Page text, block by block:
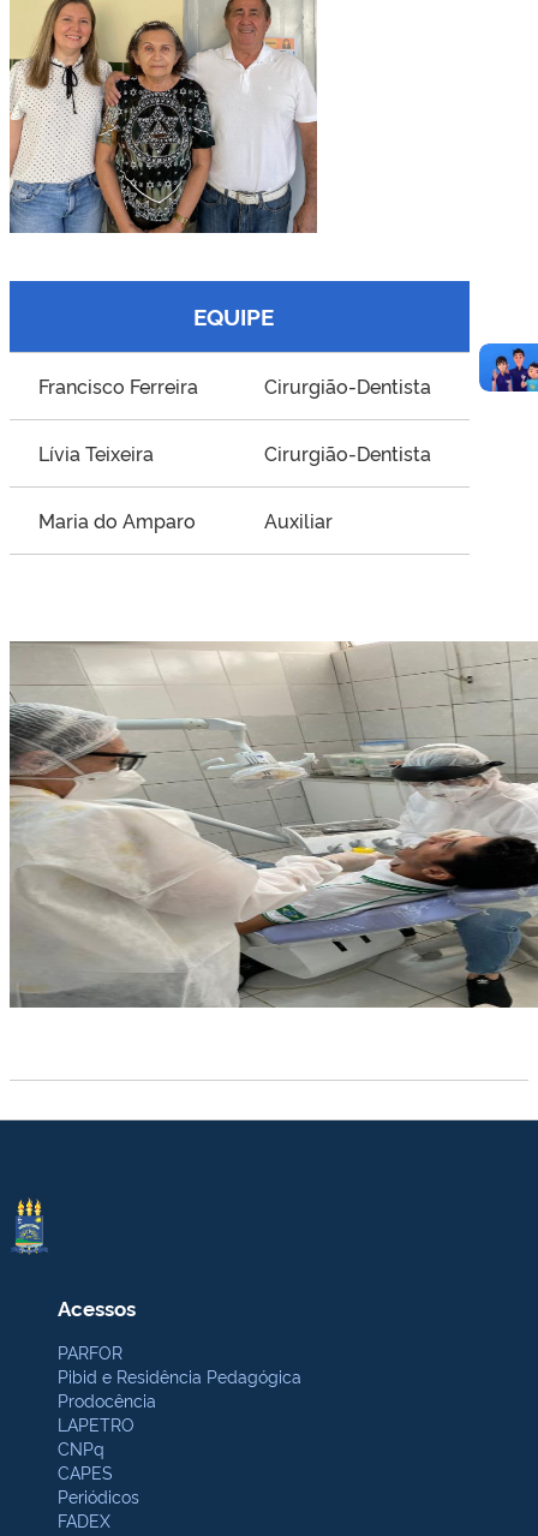
EQUIPE
Francisco Ferreira Cirurgião-Dentista
Lívia Teixeira Cirurgião-Dentista
Maria do Amparo Auxiliar
Acessos
PARFOR
Pibid e Residência Pedagógica
Prodocência
LAPETRO
CNPq
CAPES
Periódicos
FADEX